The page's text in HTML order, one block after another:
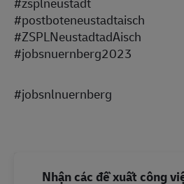
#postboteneustadtaisch
#ZSPLNeustadtadAisch
#jobsnuernberg2023
#jobsnlnuernberg
Nhận các đề xuất công